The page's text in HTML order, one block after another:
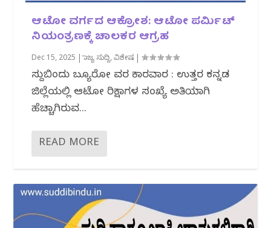
ಆಟೋ ವರ್ಗದ ಆಕ್ರೋಶ: ಆಟೋ ಪರ್ಮಿಟ್
ನಿಯಂತ್ರಣಕ್ಕೆ ಚಾಲಕರ ಆಗ್ರಹ
Dec 15, 2025 |ರಾಜ್ಯ ಸುದ್ದಿ,ವಿಶೇಷ |
ಸುದ್ದಿಬಿಂದು ಬ್ಯೂರೋ ವರದಿ ಕಾರವಾರ : ಉತ್ತರ ಕನ್ನಡ
ಜಿಲ್ಲೆಯಲ್ಲಿ ಆಟೋ ರಿಕ್ಷಾಗಳ ಸಂಖ್ಯೆ ಅತಿಯಾಗಿ
ಹೆಚ್ಚಾಗಿರುವ...
READ MORE